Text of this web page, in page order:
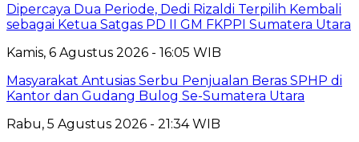
Dipercaya Dua Periode, Dedi Rizaldi Terpilih Kembali
sebagai Ketua Satgas PD II GM FKPPI Sumatera Utara
Kamis, 6 Agustus 2026 - 16:05 WIB
Masyarakat Antusias Serbu Penjualan Beras SPHP di
Kantor dan Gudang Bulog Se-Sumatera Utara
Rabu, 5 Agustus 2026 - 21:34 WIB